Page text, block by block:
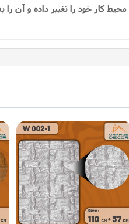
کار خود را تغییر داده و آن را